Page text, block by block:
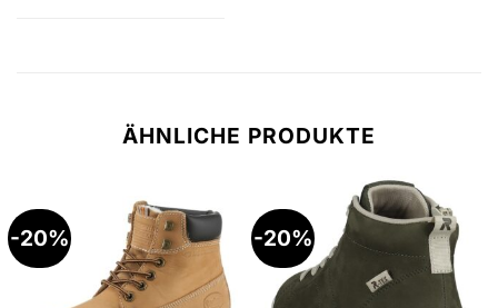
ÄHNLICHE PRODUKTE
-20% -20%